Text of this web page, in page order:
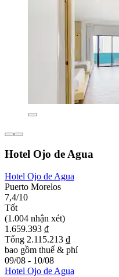
Hotel Ojo de Agua
Hotel Ojo de Agua
Puerto Morelos
7,4/10
Tốt
(1.004 nhận xét)
1.659.393 ₫
Tổng 2.115.213 ₫
bao gồm thuế & phí
09/08 - 10/08
Hotel Ojo de Agua